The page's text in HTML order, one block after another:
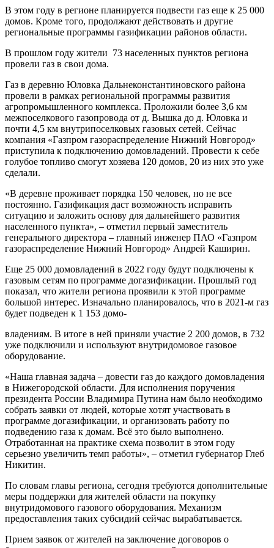
В этом году в регионе планируется подвести газ еще к 25 000
домов. Кроме того, продолжают действовать и другие
региональные программы газификации районов области.
В прошлом году жители 73 населенных пунктов региона
провели газ в свои дома.
Газ в деревню Юловка Дальнеконстантиновского района
провели в рамках региональной программы развития
агропромышленного комплекса. Проложили более 3,6 км
межпоселкового газопровода от д. Вышка до д. Юловка и
почти 4,5 км внутрипоселковых газовых сетей. Сейчас
компания «Газпром газораспределение Нижний Новгород»
приступила к подключению домовладений. Провести к себе
голубое топливо смогут хозяева 120 домов, 20 из них это уже
сделали.
«В деревне проживает порядка 150 человек, но не все
постоянно. Газификация даст возможность исправить
ситуацию и заложить основу для дальнейшего развития
населенного пункта», – отметил первый заместитель
генерального директора – главный инженер ПАО «Газпром
газораспределение Нижний Новгород» Андрей Каширин.
Еще 25 000 домовладений в 2022 году будут подключены к
газовым сетям по программе догазификации. Прошлый год
показал, что жители региона проявили к этой программе
большой интерес. Изначально планировалось, что в 2021-м газ
будет подведен к 1 153 домо-
владениям. В итоге в ней приняли участие 2 200 домов, в 732
уже подключили и используют внутридомовое газовое
оборудование.
«Наша главная задача – довести газ до каждого домовладения
в Нижегородской области. Для исполнения поручения
президента России Владимира Путина нам было необходимо
собрать заявки от людей, которые хотят участвовать в
программе догазификации, и организовать работу по
подведению газа к домам. Всё это было выполнено.
Отработанная на практике схема позволит в этом году
серьезно увеличить темп работы», – отметил губернатор Глеб
Никитин.
По словам главы региона, сегодня требуются дополнительные
меры поддержки для жителей области на покупку
внутридомового газового оборудования. Механизм
предоставления таких субсидий сейчас вырабатывается.
Прием заявок от жителей на заключение договоров о